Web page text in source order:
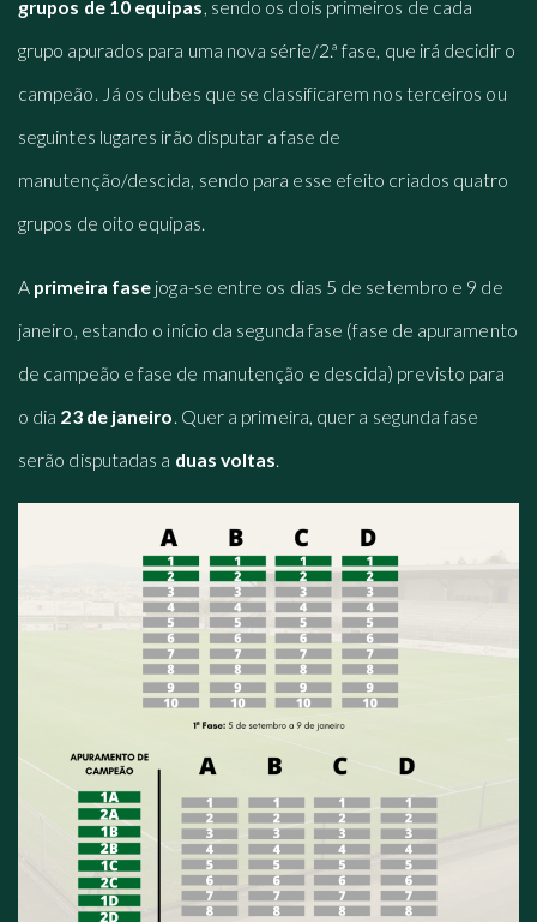
grupos de 10 equipas , sendo os dois primeiros de cada
grupo apurados para uma nova série/2.ª fase, que irá decidir o
campeão. Já os clubes que se classificarem nos terceiros ou
seguintes lugares irão disputar a fase de
manutenção/descida, sendo para esse efeito criados quatro
grupos de oito equipas.
A primeira fase joga-se entre os dias 5 de setembro e 9 de
janeiro, estando o início da segunda fase (fase de apuramento
de campeão e fase de manutenção e descida) previsto para
o dia 23 de janeiro. Quer a primeira, quer a segunda fase
serão disputadas a duas voltas.